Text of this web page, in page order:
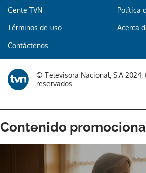
Gente TVN Política
Términos de uso Acerca
Contáctenos
© Televisora Nacional, S.A 2024,
reservados